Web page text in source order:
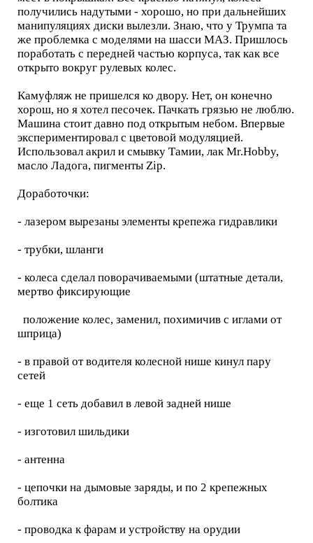
получились надутыми - хорошо, но при дальнейших
манипуляциях диски вылезли. Знаю, что у Трумпа та
же проблемка с моделями на шасси МАЗ. Пришлось
поработать с передней частью корпуса, так как все
открыто вокруг рулевых колес.
Камуфляж не пришелся ко двору. Нет, он конечно
хорош, но я хотел песочек. Пачкать грязью не люблю.
Машина стоит давно под открытым небом. Впервые
экспериментировал с цветовой модуляцией.
Использовал акрил и смывку Тамии, лак Mr.Hobby,
масло Ладога, пигменты Zip.
Доработочки:
- лазером вырезаны элементы крепежа гидравлики
- трубки, шланги
- колеса сделал поворачиваемыми (штатные детали,
мертво фиксирующие
положение колес, заменил, похимичив с иглами от
шприца)
- в правой от водителя колесной нише кинул пару
сетей
- еще 1 сеть добавил в левой задней нише
- изготовил шильдики
- антенна
- цепочки на дымовые заряды, и по 2 крепежных
болтика
- проводка к фарам и устройству на орудии